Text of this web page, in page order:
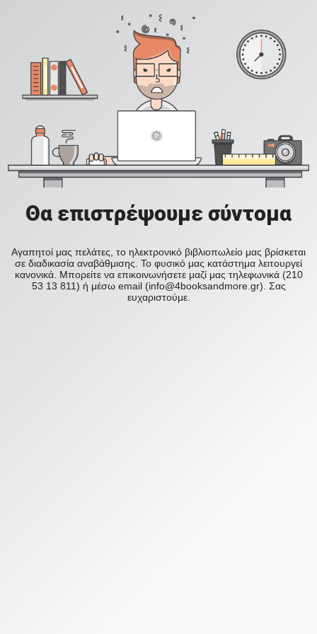
Θα επιστρέψουμε σύντομα
Αγαπητοί μας πελάτες, το ηλεκτρονικό βιβλιοπωλείο μας βρίσκεται
σε διαδικασία αναβάθμισης. Το φυσικό μας κατάστημα λειτουργεί
κανονικά. Μπορείτε να επικοινωνήσετε μαζί μας τηλεφωνικά (210
53 13 811) ή μέσω email (info@4booksandmore.gr). Σας
ευχαριστούμε.